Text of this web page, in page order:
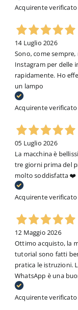
Acquirente verificato
14 Luglio 2026
Sono, come
Instagram per delle
rapidamente. Ho
un lampo
Acquirente verificato
05 Luglio 2026
La macchina è
tre giorni prima del
molto soddisfatta ❤️
Acquirente verificato
12 Maggio 2026
Ottimo acquisto, la
tutorial sono fatti
pratica le istruzioni.
WhatsApp è una
Acquirente verificato